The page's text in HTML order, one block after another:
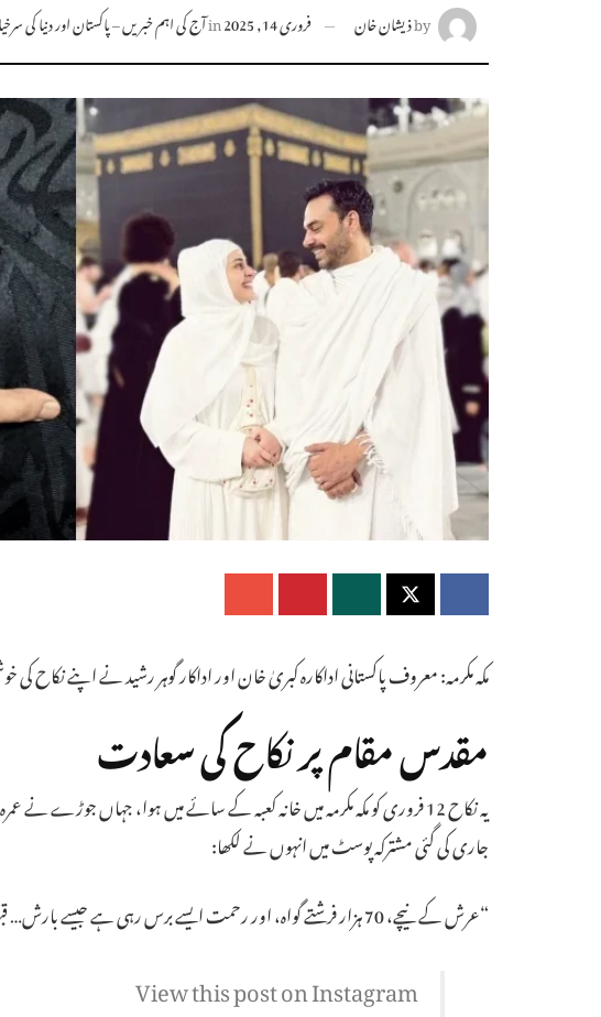
byذیشان خان فروری 14, 2025 inآج کی اہم خبریں – پاکستان اور دنیا کی
مکہ مکرمہ: معروف پاکستانی اداکارہ کبریٰ خان اور اداکار گوہر رشید نے اپنے نکاح
مقدس مقام پر نکاح کی سعادت
یہ نکاح 12 فروری کو مکہ مکرمہ میں خانہ کعبہ کے سائے میں ہوا، جہاں جوڑے
جاری کی گئی مشترکہ پوسٹ میں انہوں نے لکھا:
“عرش کے نیچے، 70 ہزار فرشتے گواہ، اور رحمت ایسے برس رہی ہے جیسے بارش… قبول ہے!”
View this post on Instagram